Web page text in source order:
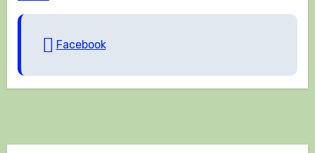
Facebook